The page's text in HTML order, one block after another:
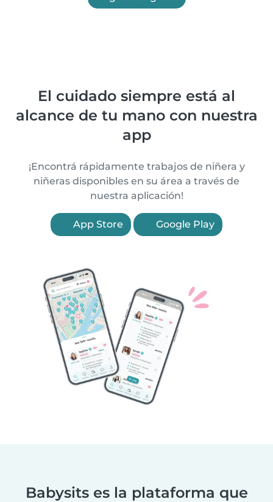
El cuidado siempre está al
alcance de tu mano con nuestra
app
¡Encontrá rápidamente trabajos de niñera y
niñeras disponibles en su área a través de
nuestra aplicación!
App Store Google Play
Babysits es la plataforma que